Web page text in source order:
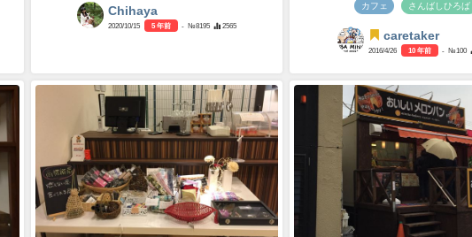
Chihaya
2020/10/15 5 年前 - №8195 2565
カフェ さんばしひろば
caretaker
2016/4/26 10 年前 - №100